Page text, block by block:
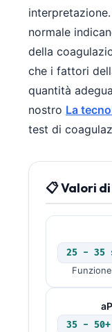
normale
della
che i fattori
quantità
nostro La
test di
📋 Valori
25 - 35
35 -